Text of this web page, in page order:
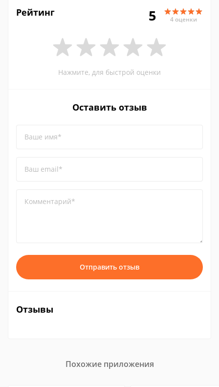
Рейтинг 5 4 оценки
Нажмите, для быстрой оценки
Оставить отзыв
Ваше имя*
Ваш email*
Комментарий*
Отправить отзыв
Отзывы
Похожие приложения